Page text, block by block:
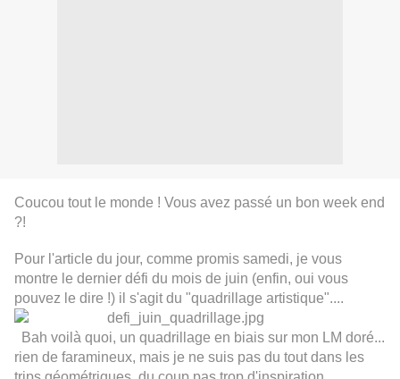
Coucou tout le monde ! Vous avez passé un bon week end
?!
Pour l'article du jour, comme promis samedi, je vous
montre le dernier défi du mois de juin (enfin, oui vous
pouvez le dire !) il s'agit du "quadrillage artistique"....
Bah voilà quoi, un quadrillage en biais sur mon LM doré...
rien de faramineux, mais je ne suis pas du tout dans les